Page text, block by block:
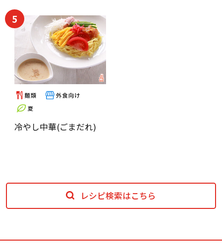
5
冷やし中華(ごまだれ)
レシピ検索はこちら